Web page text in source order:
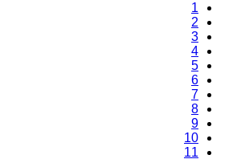
1
2
3
4
5
6
7
8
9
10
11